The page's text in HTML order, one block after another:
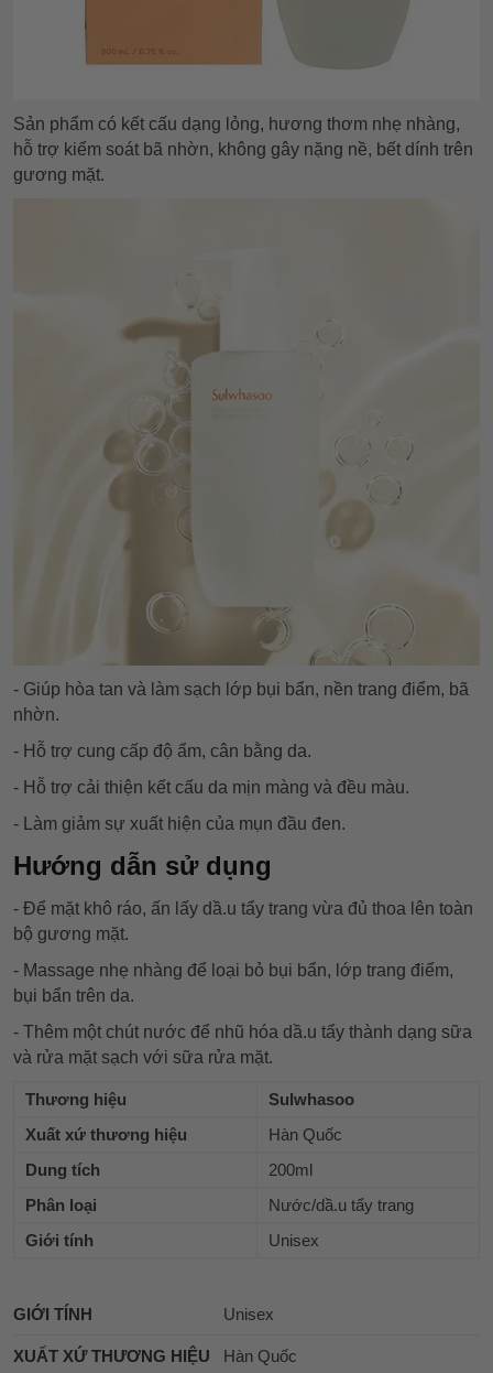
Sản phẩm có kết cấu dạng lỏng, hương thơm nhẹ nhàng,
hỗ trợ kiểm soát bã nhờn, không gây nặng nề, bết dính trên
gương mặt.
- Giúp hòa tan và làm sạch lớp bụi bẩn, nền trang điểm, bã
nhờn.
- Hỗ trợ cung cấp độ ẩm, cân bằng da.
- Hỗ trợ cải thiện kết cấu da mịn màng và đều màu.
- Làm giảm sự xuất hiện của mụn đầu đen.
Hướng dẫn sử dụng
- Để mặt khô ráo, ấn lấy dầ.u tẩy trang vừa đủ thoa lên toàn
bộ gương mặt.
- Massage nhẹ nhàng để loại bỏ bụi bẩn, lớp trang điểm,
bụi bẩn trên da.
- Thêm một chút nước để nhũ hóa dầ.u tẩy thành dạng sữa
và rửa mặt sạch với sữa rửa mặt.
Thương hiệu
Sulwhasoo
Xuất xứ thương hiệu
Hàn Quốc
Dung tích
200ml
Phân loại
Nước/dầ.u tẩy trang
Giới tính
Unisex
GIỚI TÍNH Unisex
XUẤT XỨ THƯƠNG HIỆU Hàn Quốc